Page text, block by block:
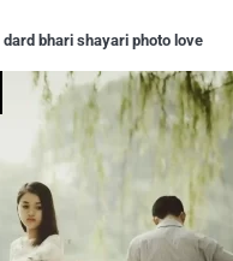
dard bhari shayari photo love